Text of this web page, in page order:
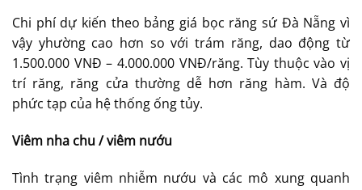
Chi phí dự kiến theo bảng giá bọc răng sứ Đà Nẵng vì
vậy yhường cao hơn so với trám răng, dao động từ
1.500.000 VNĐ – 4.000.000 VNĐ/răng. Tùy thuộc vào vị
trí răng, răng cửa thường dễ hơn răng hàm. Và độ
phức tạp của hệ thống ống tủy.
Viêm nha chu / viêm nướu
Tình trạng viêm nhiễm nướu và các mô xung quanh